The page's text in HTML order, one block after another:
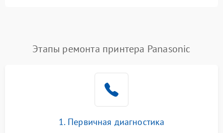
Этапы ремонта принтера Panasonic
1. Первичная диагностика